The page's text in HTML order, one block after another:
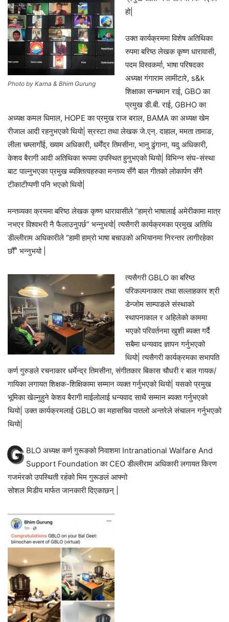
Photo by Karna & Bhim Gurung
हो|
उक्त कार्यक्रममा विशेष अतिथिका
रुपमा बरिष्ठ लेखक कृष्ण धारावासी,
पदम विस्वकर्मा, भाषा परिषदका
अध्यक्ष गंगाराम लामीटारे, s&k
शिक्षाका सन्चमान राई, GBO का
प्रमुख डी.बी. राई, GBHO का
अध्यक्ष कमल धिमाल, HOPE का प्रमुख राज बराल, BAMA का अध्यक्ष खेम
रीजाल आदी रहनुभएको थियो| स्रस्टा तथा लेखक जे.एन्. दाहाल, ममता तामाङ,
लीला चम्लागाँई, ख्याम अधिकारी, धर्मेंद्र तिमसीना, भानु ढुंगाना, यदु अधिकारी,
केशव बैरागी आदी अतिथिका रूपमा उपस्थित हुनुभएको थियो| विभिन्न संघ-संस्था
बाट पाल्नुभएका प्रमुख ब्यक्तित्वहरुका मन्तव्य सँगै बाल गीतको लोकार्पण सँगै
टीकाटीप्पणी पनि भएको थियो|
मन्तव्यका क्रममा बरिष्ठ लेखक कृष्ण धारावासीले “हाम्रो भाषालाई अमेरीकामा मात्र
नभएर विश्वभरी नै फैलाउनुपर्छ” भन्नुभयो| त्यसैगरी कार्यक्रमका प्रमुख अतिथि
डील्लीराम अधिकारीले “हामी हाम्रो भाषा बचाउको अभियानमा निरन्तर लागीरहेका
छौँ” भन्नुभयो |
त्यसैगरी GBLO का बरिष्ठ
परिकल्पनाकार तथा सल्लाहकार श्री
डेन्जोम साम्पाङले संस्थाको
स्थापनाकाल र अहिलेको काममा
भएको परिवर्तनमा खुशी ब्यक्त गर्दै
सबैमा धन्यवाद ज्ञापन गर्नुभएको
थियो| त्यसैगरी कार्यक्रमका सभापति
कर्ण गुरुङले रचनाकार धर्मेन्द्र तिमसीना, संगीतकार बिकास चौधरी र बाल गायक/
गायिका लगायत शिक्षक-शिक्षिकामा सम्मान व्यक्त गर्नुभएको थियो| यसको प्रमुख
भूमिका खेल्नुहुने केशव बैरागी माईलोलाई धन्यवाद साथै सम्मान ब्यक्त गर्नुभएको
थियो| उक्त कार्यक्रमलाई GBLO का महासचिव पातलो अन्तरेले संचालन गर्नुभएको
थियो|
G BLO अध्यक्ष कर्ण गुरूङको निवाशमा Intranational Walfare And
Support Foundation का CEO डील्लीराम अधिकारी लगायत किरण
गजम॓रको उपस्थिती रह॓को भिम गुरूङल॓ आफ्नो
सोशल मिडीय मार्फत जानकारी दिएकाछन् |